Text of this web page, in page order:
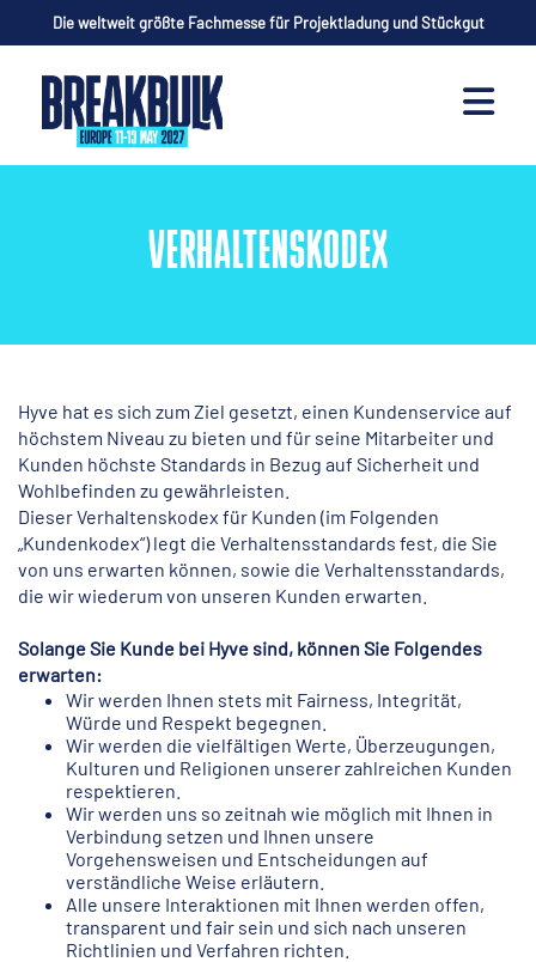
Die weltweit größte Fachmesse für Projektladung und Stückgut
VERHALTENSKODEX
Hyve hat es sich zum Ziel gesetzt, einen Kundenservice auf
höchstem Niveau zu bieten und für seine Mitarbeiter und
Kunden höchste Standards in Bezug auf Sicherheit und
Wohlbefinden zu gewährleisten.
Dieser Verhaltenskodex für Kunden (im Folgenden
„Kundenkodex“) legt die Verhaltensstandards fest, die Sie
von uns erwarten können, sowie die Verhaltensstandards,
die wir wiederum von unseren Kunden erwarten.
Solange Sie Kunde bei Hyve sind, können Sie Folgendes
erwarten:
Wir werden Ihnen stets mit Fairness, Integrität,
Würde und Respekt begegnen.
Wir werden die vielfältigen Werte, Überzeugungen,
Kulturen und Religionen unserer zahlreichen Kunden
respektieren.
Wir werden uns so zeitnah wie möglich mit Ihnen in
Verbindung setzen und Ihnen unsere
Vorgehensweisen und Entscheidungen auf
verständliche Weise erläutern.
Alle unsere Interaktionen mit Ihnen werden offen,
transparent und fair sein und sich nach unseren
Richtlinien und Verfahren richten.